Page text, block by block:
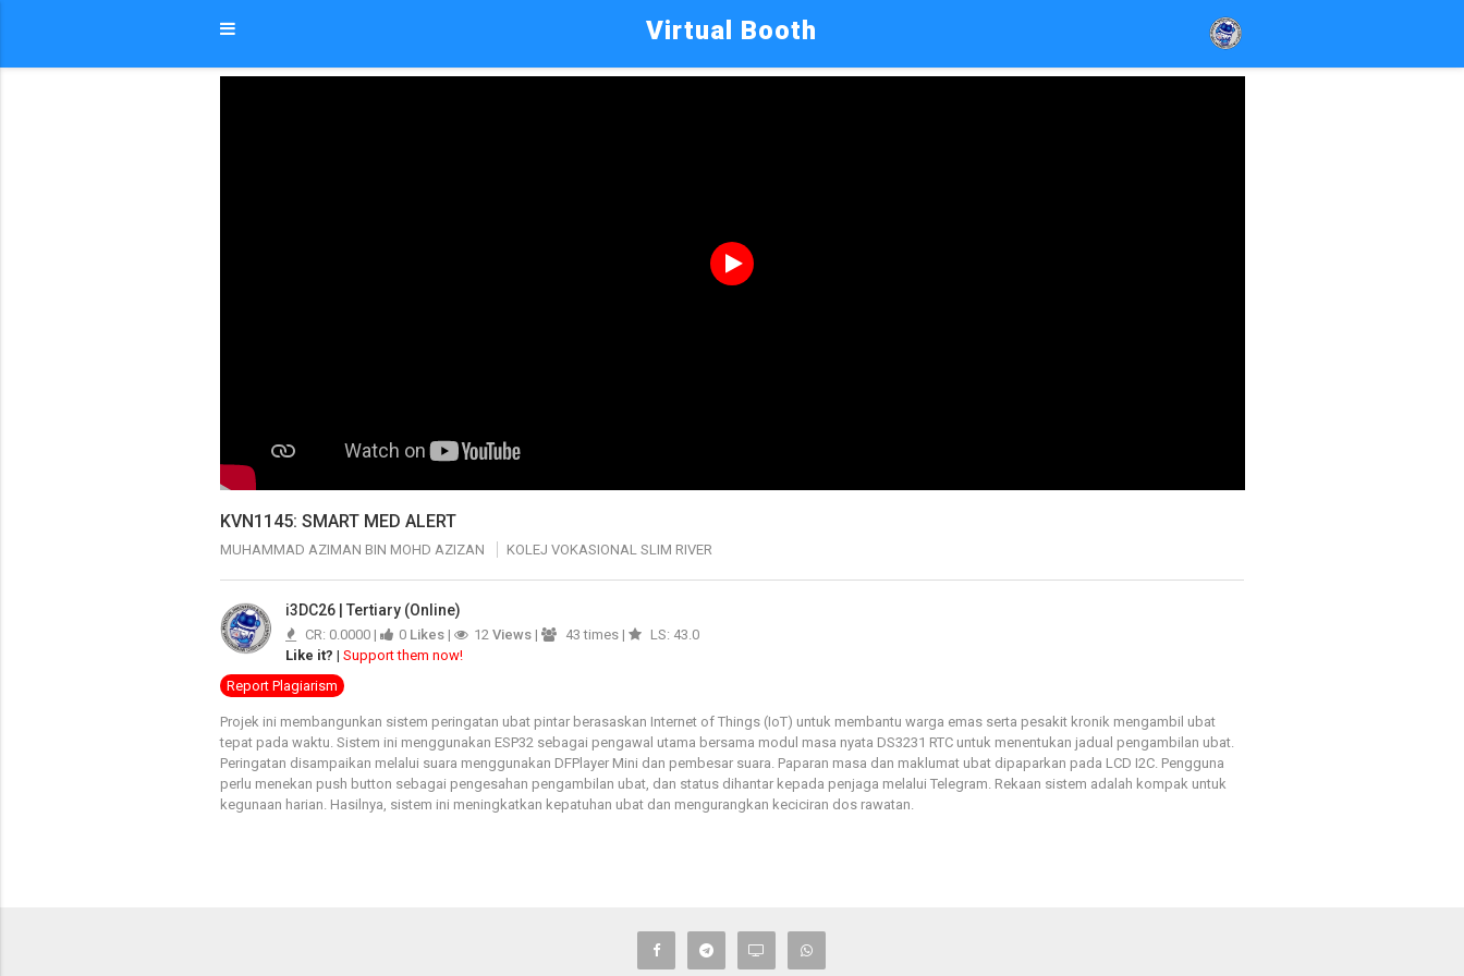
Virtual Booth
KVN1145: SMART MED ALERT
MUHAMMAD AZIMAN BIN MOHD AZIZAN KOLEJ VOKASIONAL SLIM RIVER
i3DC26 | Tertiary (Online)
CR: 0.0000 | 0Likes| 12Views| 43 times |
LS: 43.0
Like it? | Support them now!
Report Plagiarism
Projek ini membangunkan sistem peringatan ubat pintar berasaskan Internet of Things (IoT) untuk membantu warga emas serta pesakit kronik mengambil ubat
tepat pada waktu. Sistem ini menggunakan ESP32 sebagai pengawal utama bersama modul masa nyata DS3231 RTC untuk menentukan jadual pengambilan ubat.
Peringatan disampaikan melalui suara menggunakan DFPlayer Mini dan pembesar suara. Paparan masa dan maklumat ubat dipaparkan pada LCD I2C. Pengguna
perlu menekan push button sebagai pengesahan pengambilan ubat, dan status dihantar kepada penjaga melalui Telegram. Rekaan sistem adalah kompak untuk
kegunaan harian. Hasilnya, sistem ini meningkatkan kepatuhan ubat dan mengurangkan keciciran dos rawatan.